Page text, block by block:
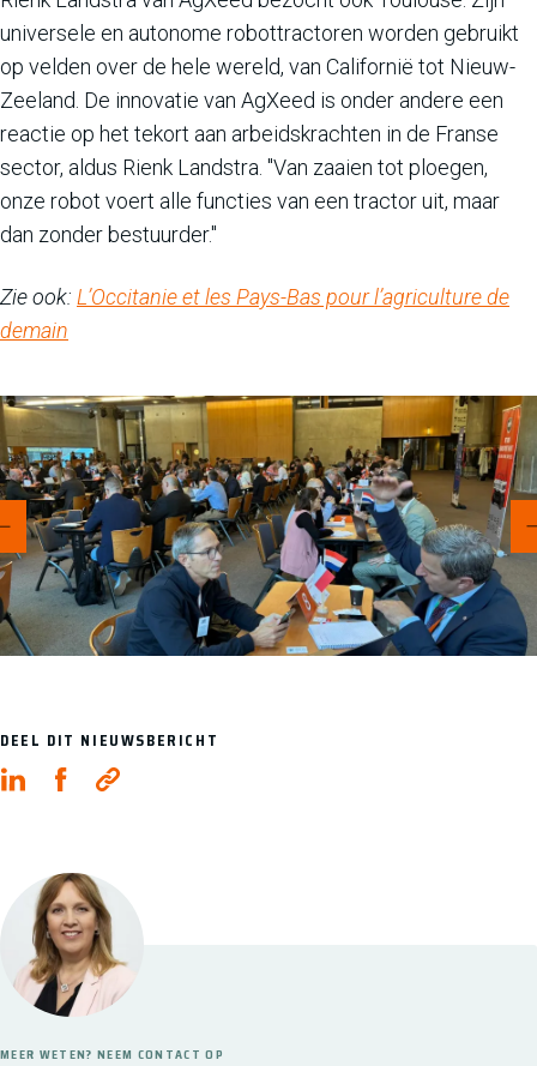
universele en autonome robottractoren worden gebruikt
op velden over de hele wereld, van Californië tot Nieuw-
Zeeland. De innovatie van AgXeed is onder andere een
reactie op het tekort aan arbeidskrachten in de Franse
sector, aldus Rienk Landstra. "Van zaaien tot ploegen,
onze robot voert alle functies van een tractor uit, maar
dan zonder bestuurder."
Zie ook: L’Occitanie et les Pays-Bas pour l’agriculture de
demain
DEEL DIT NIEUWSBERICHT
MEER WETEN? NEEM CONTACT OP